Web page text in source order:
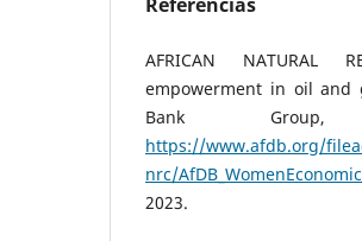
AFRICAN NATURAL
empowerment in oil and
Bank
https://www.afdb.org/
nrc/
2023.